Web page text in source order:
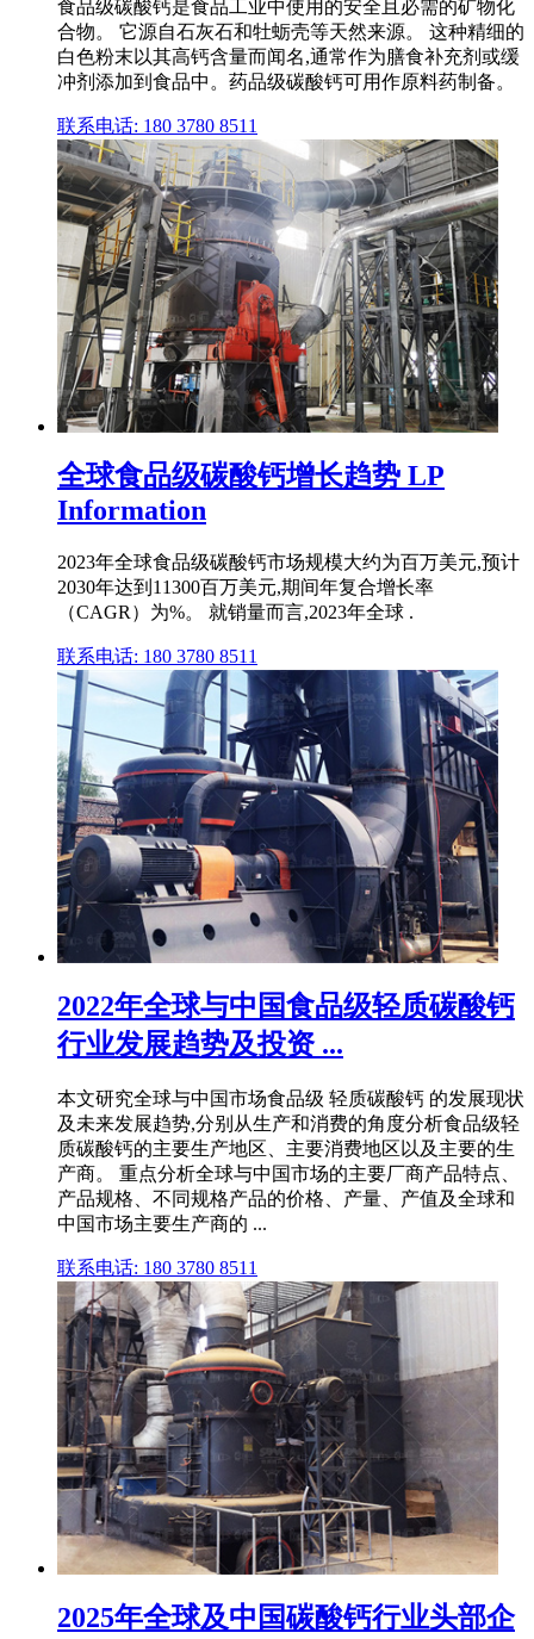
食品级碳酸钙是食品工业中使用的安全且必需的矿物化
合物。 它源自石灰石和牡蛎壳等天然来源。 这种精细的
白色粉末以其高钙含量而闻名,通常作为膳食补充剂或缓
冲剂添加到食品中。药品级碳酸钙可用作原料药制备。
联系电话: 180 3780 8511
全球食品级碳酸钙增长趋势 LP
Information
2023年全球食品级碳酸钙市场规模大约为百万美元,预计
2030年达到11300百万美元,期间年复合增长率
（CAGR）为%。 就销量而言,2023年全球 .
联系电话: 180 3780 8511
2022年全球与中国食品级轻质碳酸钙
行业发展趋势及投资 ...
本文研究全球与中国市场食品级 轻质碳酸钙 的发展现状
及未来发展趋势,分别从生产和消费的角度分析食品级轻
质碳酸钙的主要生产地区、主要消费地区以及主要的生
产商。 重点分析全球与中国市场的主要厂商产品特点、
产品规格、不同规格产品的价格、产量、产值及全球和
中国市场主要生产商的 ...
联系电话: 180 3780 8511
2025年全球及中国碳酸钙行业头部企